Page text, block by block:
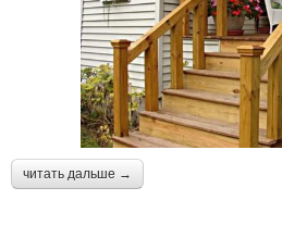
читать дальше →